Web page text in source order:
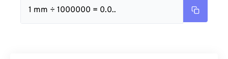
1 mm ÷ 1000000 = 0.0..